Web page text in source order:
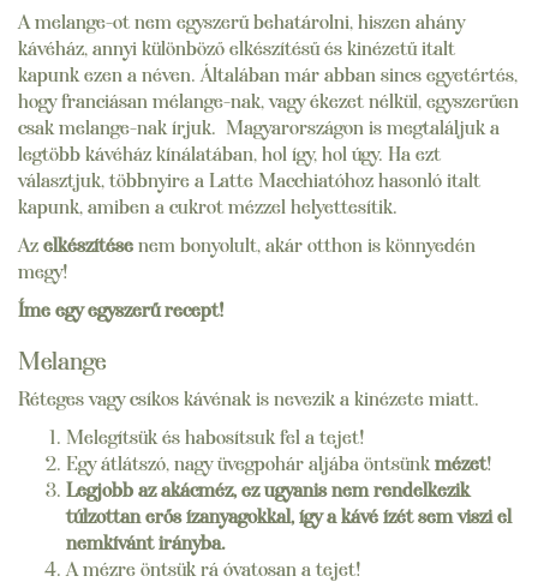
A melange-ot nem egyszerű behatárolni, hiszen ahány
kávéház, annyi különböző elkészítésű és kinézetű italt
kapunk ezen a néven. Általában már abban sincs egyetértés,
hogy franciásan mélange-nak, vagy ékezet nélkül, egyszerűen
csak melange-nak írjuk. Magyarországon is megtaláljuk a
legtöbb kávéház kínálatában, hol így, hol úgy. Ha ezt
választjuk, többnyire a Latte Macchiatóhoz hasonló italt
kapunk, amiben a cukrot mézzel helyettesítik.
Az elkészítése nem bonyolult, akár otthon is könnyedén
megy!
Íme egy egyszerű recept!
Melange
Réteges vagy csíkos kávénak is nevezik a kinézete miatt.
Melegítsük és habosítsuk fel a tejet!
Egy átlátszó, nagy üvegpohár aljába öntsünk mézet!
Legjobb az akácméz, ez ugyanis nem rendelkezik
túlzottan erős ízanyagokkal, így a kávé ízét sem viszi el
nemkívánt irányba.
A mézre öntsük rá óvatosan a tejet!